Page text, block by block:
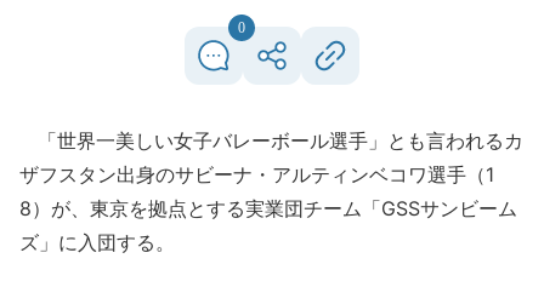
0
「世界一美しい女子バレーボール選手」とも言われるカ
ザフスタン出身のサビーナ・アルティンベコワ選手（1
8）が、東京を拠点とする実業団チーム「GSSサンビーム
ズ」に入団する。